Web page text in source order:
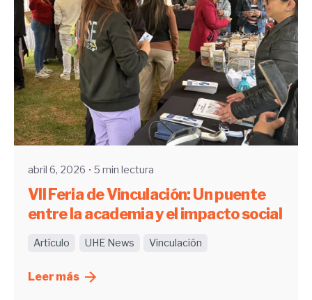
Enviado por
UHE
abril 6, 2026 5 min lectura
VII Feria de Vinculación: Un puente
entre la academia y el impacto social
Artículo UHE News Vinculación
Leer más